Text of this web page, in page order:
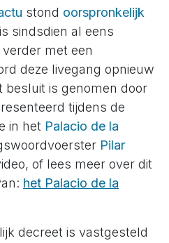
stond oorspronkelijk
sindsdien al eens
met een
deze livegang opnieuw
is genomen door
tijdens de
in het Palacio de la
Pilar
of lees meer over dit
het Palacio de la
decreet is vastgesteld